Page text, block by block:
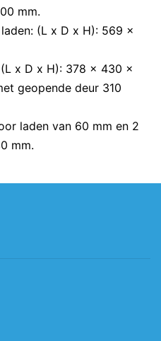
mm.
(L x D x H): 569 x
x D x H): 378 x 430 x
geopende deur 310
laden van 60 mm en 2
mm.